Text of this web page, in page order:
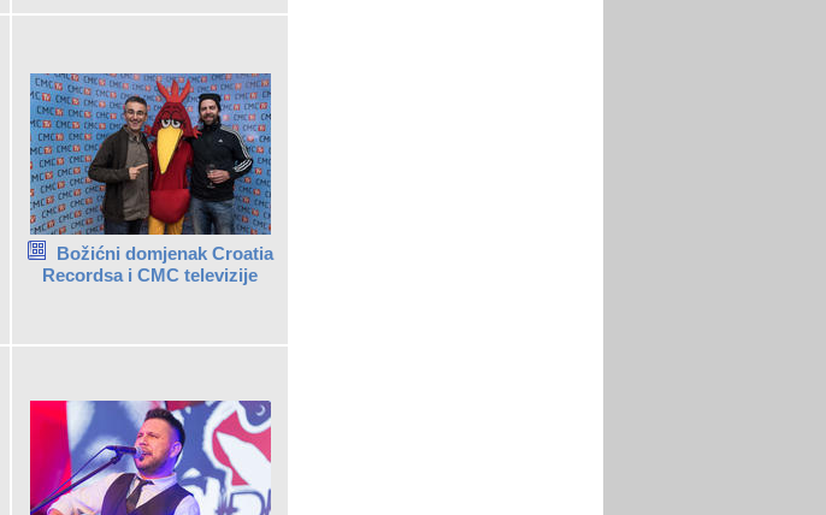
Božićni domjenak Croatia
Recordsa i CMC televizije